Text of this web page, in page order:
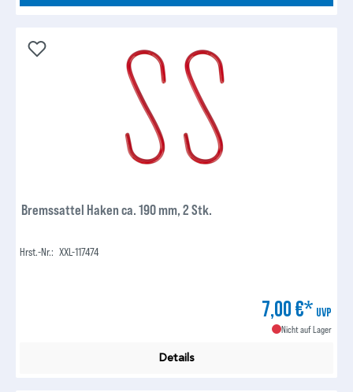
Bremssattel Haken ca. 190 mm, 2 Stk.
Hrst.-Nr.: XXL-117474
7,00 €* UVP
Nicht auf Lager
Details